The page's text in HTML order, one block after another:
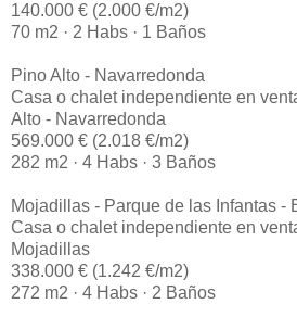
140.000 € (2.000 €/m2)
70 m2 · 2 Habs · 1 Baños
Pino Alto - Navarredonda
Casa o chalet independiente en
Alto - Navarredonda
569.000 € (2.018 €/m2)
282 m2 · 4 Habs · 3 Baños
Mojadillas - Parque de las Infantas -
Casa o chalet independiente en
Mojadillas
338.000 € (1.242 €/m2)
272 m2 · 4 Habs · 2 Baños